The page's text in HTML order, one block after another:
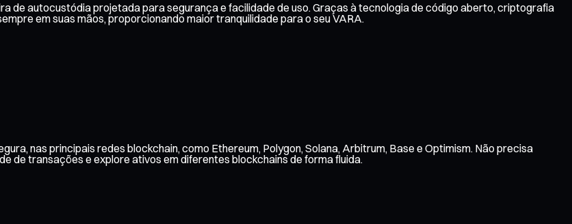
de autocustódia projetada para segurança e facilidade de uso. Graças à tecnologia de código aberto, criptografia
em suas mãos, proporcionando maior tranquilidade para o seu VARA.
nas principais redes blockchain, como Ethereum, Polygon, Solana, Arbitrum, Base e Optimism. Não precisa
de transações e explore ativos em diferentes blockchains de forma fluida.